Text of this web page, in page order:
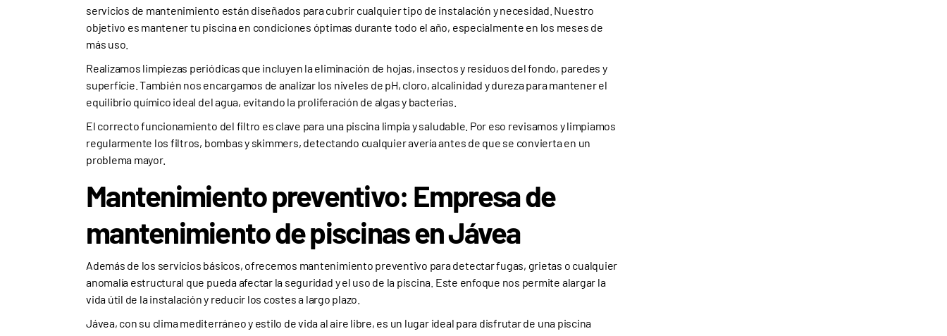
servicios de mantenimiento están diseñados para cubrir cualquier tipo de instalación y necesidad. Nuestro
objetivo es mantener tu piscina en condiciones óptimas durante todo el año, especialmente en los meses de
más uso.
Realizamos limpiezas periódicas que incluyen la eliminación de hojas, insectos y residuos del fondo, paredes y
superficie. También nos encargamos de analizar los niveles de pH, cloro, alcalinidad y dureza para mantener el
equilibrio químico ideal del agua, evitando la proliferación de algas y bacterias.
El correcto funcionamiento del filtro es clave para una piscina limpia y saludable. Por eso revisamos y limpiamos
regularmente los filtros, bombas y skimmers, detectando cualquier avería antes de que se convierta en un
problema mayor.
Mantenimiento preventivo: Empresa de
mantenimiento de piscinas en Jávea
Además de los servicios básicos, ofrecemos mantenimiento preventivo para detectar fugas, grietas o cualquier
anomalía estructural que pueda afectar la seguridad y el uso de la piscina. Este enfoque nos permite alargar la
vida útil de la instalación y reducir los costes a largo plazo.
Jávea, con su clima mediterráneo y estilo de vida al aire libre, es un lugar ideal para disfrutar de una piscina